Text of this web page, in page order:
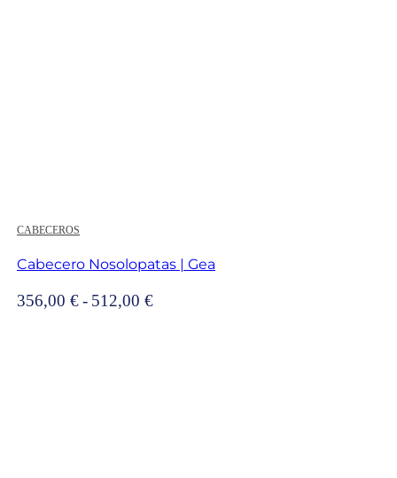
CABECEROS
Cabecero Nosolopatas | Gea
356,00 €- 512,00 €Rango